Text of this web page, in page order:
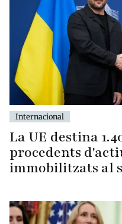
Internacional
La UE destina
procedents
immobilitzats al